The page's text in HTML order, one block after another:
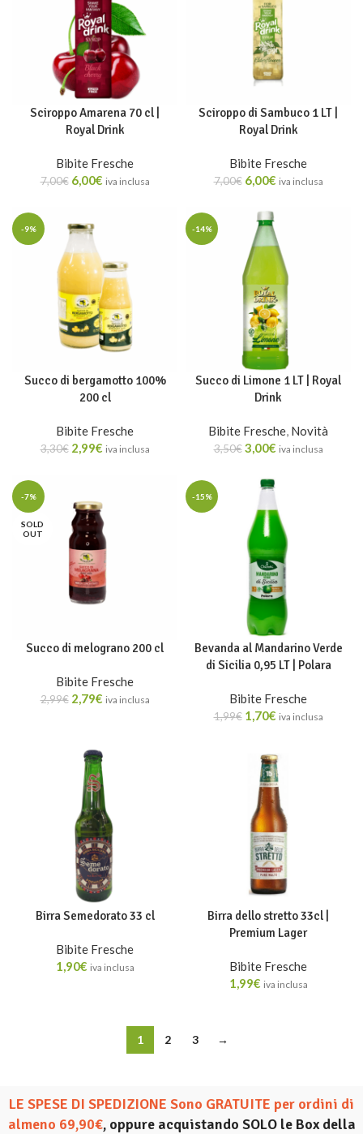
Sciroppo Amarena 70 cl |
Royal Drink
Bibite Fresche
7,00€ 6,00€ iva inclusa
Sciroppo di Sambuco 1 LT |
Royal Drink
Bibite Fresche
7,00€ 6,00€ iva inclusa
-9%
Succo di bergamotto 100%
200 cl
Bibite Fresche
3,30€ 2,99€ iva inclusa
-14%
Succo di Limone 1 LT | Royal
Drink
Bibite Fresche, Novità
3,50€ 3,00€ iva inclusa
-7%
SOLD
OUT
Succo di melograno 200 cl
Bibite Fresche
2,99€ 2,79€ iva inclusa
-15%
Bevanda al Mandarino Verde
di Sicilia 0,95 LT | Polara
Bibite Fresche
1,99€ 1,70€ iva inclusa
Birra Semedorato 33 cl
Bibite Fresche
1,90€ iva inclusa
Birra dello stretto 33cl |
Premium Lager
Bibite Fresche
1,99€ iva inclusa
1 2 3 →
LE SPESE DI SPEDIZIONE Sono GRATUITE per ordini di
almeno 69,90€, oppure acquistando SOLO le Box della